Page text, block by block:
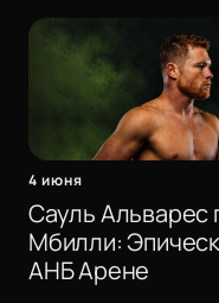
4 июня
Сауль Альварес
Мбилли:
АНБ Арене